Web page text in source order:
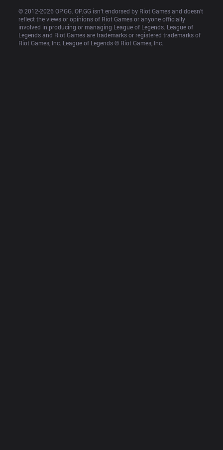
© 2012-2026 OP.GG. OP.GG isn’t endorsed by Riot Games and doesn’t
reflect the views or opinions of Riot Games or anyone officially
involved in producing or managing League of Legends. League of
Legends and Riot Games are trademarks or registered trademarks of
Riot Games, Inc. League of Legends © Riot Games, Inc.